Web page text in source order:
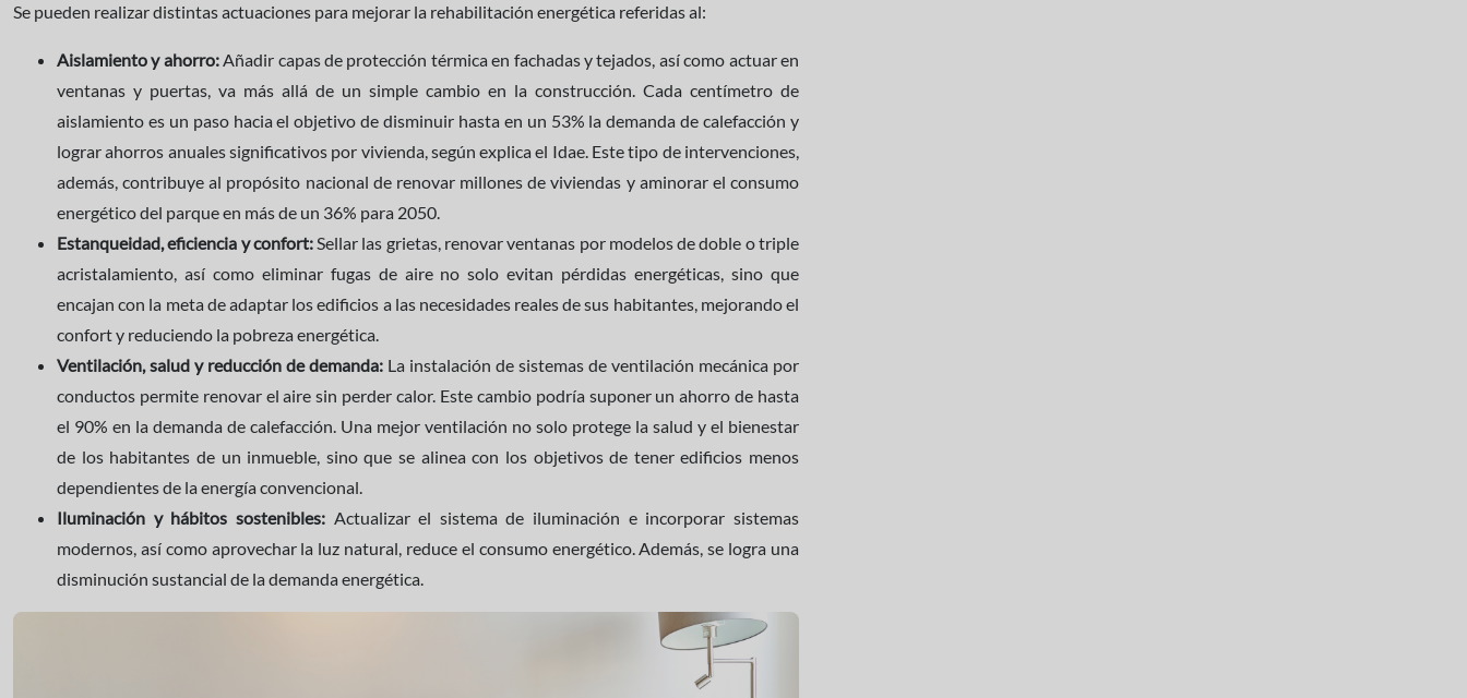
Se pueden realizar distintas actuaciones para mejorar la rehabilitación energética referidas al:
Aislamiento y ahorro:Añadir capas de protección térmica en fachadas y tejados, así como actuar en
ventanas y puertas, va más allá de un simple cambio en la construcción. Cada centímetro de
aislamiento es un paso hacia el objetivo de disminuir hasta en un 53% la demanda de calefacción y
lograr ahorros anuales significativos por vivienda, según explica el Idae. Este tipo de intervenciones,
además, contribuye al propósito nacional de renovar millones de viviendas y aminorar el consumo
energético del parque en más de un 36% para 2050.
Estanqueidad, eficiencia y confort:Sellar las grietas, renovar ventanas por modelos de doble o triple
acristalamiento, así como eliminar fugas de aire no solo evitan pérdidas energéticas, sino que
encajan con la meta de adaptar los edificios a las necesidades reales de sus habitantes, mejorando el
confort y reduciendo la pobreza energética.
Ventilación, salud y reducción de demanda: La instalación de sistemas de ventilación mecánica por
conductos permite renovar el aire sin perder calor. Este cambio podría suponer un ahorro de hasta
el 90% en la demanda de calefacción. Una mejor ventilación no solo protege la salud y el bienestar
de los habitantes de un inmueble, sino que se alinea con los objetivos de tener edificios menos
dependientes de la energía convencional.
Iluminación y hábitos sostenibles:Actualizar el sistema de iluminación e incorporar sistemas
modernos, así como aprovechar la luz natural, reduce el consumo energético. Además, se logra una
disminución sustancial de la demanda energética.